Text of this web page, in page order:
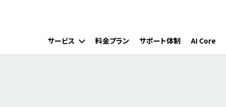
サービス 料金プラン サポート体制 AI Core